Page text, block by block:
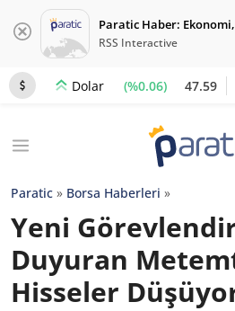
Paratic Haber:
RSS Interactive
Dolar (%0.06) 47.59
Paratic » Borsa Haberleri »
Yeni
Duyuran
Hisseler